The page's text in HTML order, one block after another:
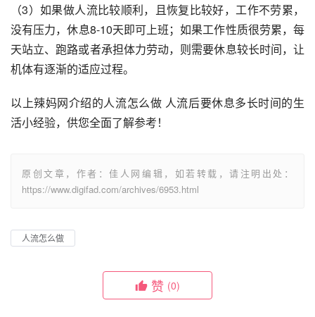
（3）如果做人流比较顺利，且恢复比较好，工作不劳累，
没有压力，休息8-10天即可上班；如果工作性质很劳累，每
天站立、跑路或者承担体力劳动，则需要休息较长时间，让
机体有逐渐的适应过程。
以上辣妈网介绍的人流怎么做 人流后要休息多长时间的生
活小经验，供您全面了解参考！
原创文章，作者：佳人网编辑，如若转载，请注明出处：
https://www.digifad.com/archives/6953.html
人流怎么做
赞 (0)